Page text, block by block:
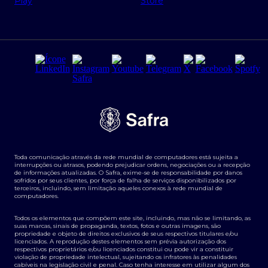
Regras e Parâmetros de Atuação Banco Safra
Segurança da Informação
Tarifas e serviços Pessoa Física
Transparência de remuneração
Termos e Condições para Portabilidade de Investimento
Derivativos
Agronegócios
Toda comunicação através da rede mundial de computadores está sujeita a
interrupções ou atrasos, podendo prejudicar ordens, negociações ou a recepção
de informações atualizadas. O Safra, exime-se de responsabilidade por danos
sofridos por seus clientes, por força de falha de serviços disponibilizados por
terceiros, incluindo, sem limitação aqueles conexos à rede mundial de
computadores.
Todos os elementos que compõem este site, incluindo, mas não se limitando, as
suas marcas, sinais de propaganda, textos, fotos e outras imagens, são
propriedade e objeto de direitos exclusivos de seus respectivos titulares e/ou
licenciados. A reprodução destes elementos sem prévia autorização dos
respectivos proprietários e/ou licenciados constitui ou pode vir a constituir
violação de propriedade intelectual, sujeitando os infratores às penalidades
cabíveis na legislação civil e penal. Caso tenha interesse em utilizar algum dos